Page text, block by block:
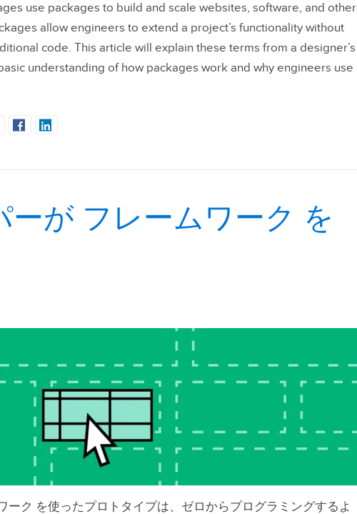
use packages to build and scale websites, software, and other
allow engineers to extend a project’s functionality without
code. This article will explain these terms from a designer’s
understanding of how packages work and why engineers use
ーが フレームワーク を
ーク を使ったプロトタイプは、ゼロからプログラミングするよ